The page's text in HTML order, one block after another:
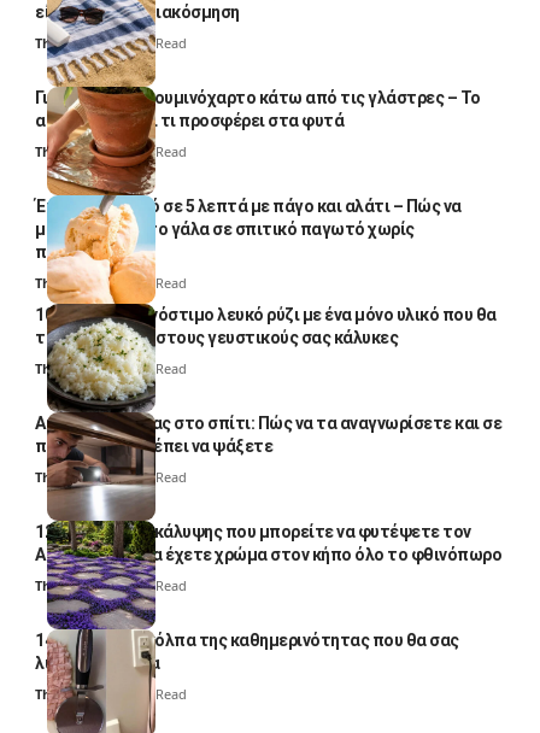
είναι μόνο για διακόσμηση
Thali Ombre5 Min Read
Γιατί βάζουν αλουμινόχαρτο κάτω από τις γλάστρες – Το
απλό κόλπο και τι προσφέρει στα φυτά
Thali Ombre4 Min Read
Έτοιμο παγωτό σε 5 λεπτά με πάγο και αλάτι – Πώς να
μετατρέψετε το γάλα σε σπιτικό παγωτό χωρίς
παγωτομηχανή
Thali Ombre 4 Min Read
10 φορές ποιο νόστιμο λευκό ρύζι με ένα μόνο υλικό που θα
το απογειώσει στους γευστικούς σας κάλυκες
Thali Ombre4 Min Read
Αυγά κατσαρίδας στο σπίτι: Πώς να τα αναγνωρίσετε και σε
ποια σημεία πρέπει να ψάξετε
Thali Ombre4 Min Read
12 φυτά εδαφοκάλυψης που μπορείτε να φυτέψετε τον
Αύγουστο για να έχετε χρώμα στον κήπο όλο το φθινόπωρο
Thali Ombre7 Min Read
14 πανέξυπνα κόλπα της καθημερινότητας που θα σας
λύσουν τα χέρια
Thali Ombre 6 Min Read